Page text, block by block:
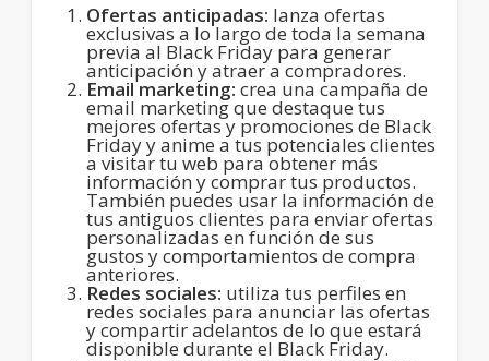
Ofertas anticipadas: lanza ofertas
exclusivas a lo largo de toda la semana
previa al Black Friday para generar
anticipación y atraer a compradores.
Email marketing: crea una campaña de
email marketing que destaque tus
mejores ofertas y promociones de Black
Friday y anime a tus potenciales clientes
a visitar tu web para obtener más
información y comprar tus productos.
También puedes usar la información de
tus antiguos clientes para enviar ofertas
personalizadas en función de sus
gustos y comportamientos de compra
anteriores.
Redes sociales: utiliza tus perfiles en
redes sociales para anunciar las ofertas
y compartir adelantos de lo que estará
disponible durante el Black Friday.